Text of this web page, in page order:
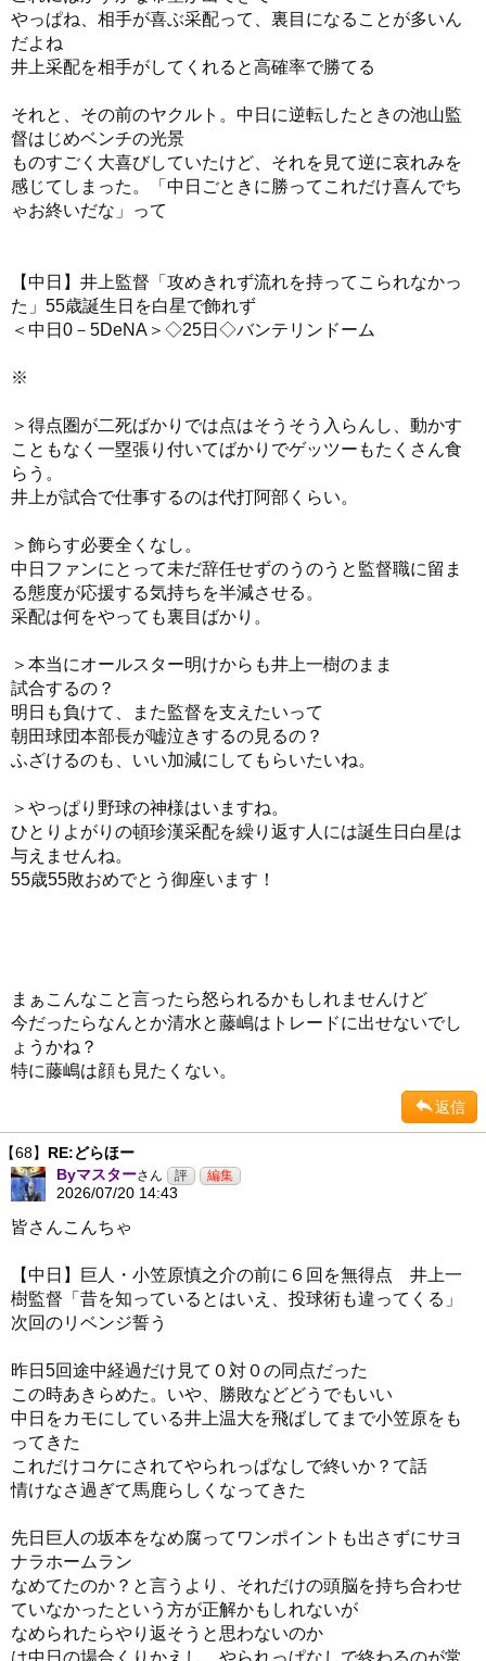
やっぱね、相手が喜ぶ采配って、裏目になることが多いん
だよね
井上采配を相手がしてくれると高確率で勝てる
それと、その前のヤクルト。中日に逆転したときの池山監
督はじめベンチの光景
ものすごく大喜びしていたけど、それを見て逆に哀れみを
感じてしまった。「中日ごときに勝ってこれだけ喜んでち
ゃお終いだな」って
【中日】井上監督「攻めきれず流れを持ってこられなかっ
た」55歳誕生日を白星で飾れず
＜中日0－5DeNA＞◇25日◇バンテリンドーム
※
＞得点圏が二死ばかりでは点はそうそう入らんし、動かす
こともなく一塁張り付いてばかりでゲッツーもたくさん食
らう。
井上が試合で仕事するのは代打阿部くらい。
＞飾らす必要全くなし。
中日ファンにとって未だ辞任せずのうのうと監督職に留ま
る態度が応援する気持ちを半減させる。
采配は何をやっても裏目ばかり。
＞本当にオールスター明けからも井上一樹のまま
試合するの？
明日も負けて、また監督を支えたいって
朝田球団本部長が嘘泣きするの見るの？
ふざけるのも、いい加減にしてもらいたいね。
＞やっぱり野球の神様はいますね。
ひとりよがりの頓珍漢采配を繰り返す人には誕生日白星は
与えませんね。
55歳55敗おめでとう御座います！
まぁこんなこと言ったら怒られるかもしれませんけど
今だったらなんとか清水と藤嶋はトレードに出せないでし
ょうかね？
特に藤嶋は顔も見たくない。
返信
【68】 RE:どらほー
Byマスターさん
2026/07/20 14:43
皆さんこんちゃ
【中日】巨人・小笠原慎之介の前に６回を無得点 井上一
樹監督「昔を知っているとはいえ、投球術も違ってくる」
次回のリベンジ誓う
昨日5回途中経過だけ見て０対０の同点だった
この時あきらめた。いや、勝敗などどうでもいい
中日をカモにしている井上温大を飛ばしてまで小笠原をも
ってきた
これだけコケにされてやられっぱなしで終いか？て話
情けなさ過ぎて馬鹿らしくなってきた
先日巨人の坂本をなめ腐ってワンポイントも出さずにサヨ
ナラホームラン
なめてたのか？と言うより、それだけの頭脳を持ち合わせ
ていなかったという方が正解かもしれないが
なめられたらやり返そうと思わないのか
は中日の場合くりかえし、やられっぱなしで終わるのが常